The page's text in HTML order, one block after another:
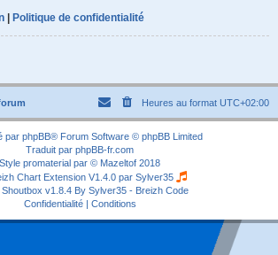
| Politique de confidentialité
Heures au format UTC+02:00
par phpBB® Forum Software © phpBB Limited
Traduit par phpBB-fr.com
Style promaterial par © Mazeltof 2018
Chart Extension V1.4.0 par Sylver35
Shoutbox v1.8.4 By Sylver35 - Breizh Code
Confidentialité| Conditions